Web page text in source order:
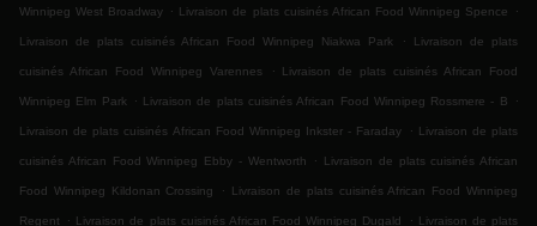
Winnipeg West Broadway . Livraison de plats cuisinés African Food Winnipeg Spence .
Livraison de plats cuisinés African Food Winnipeg Niakwa Park . Livraison de plats
cuisinés African Food Winnipeg Varennes . Livraison de plats cuisinés African Food
Winnipeg Elm Park . Livraison de plats cuisinés African Food Winnipeg Rossmere - B .
Livraison de plats cuisinés African Food Winnipeg Inkster - Faraday . Livraison de plats
cuisinés African Food Winnipeg Ebby - Wentworth . Livraison de plats cuisinés African
Food Winnipeg Kildonan Crossing . Livraison de plats cuisinés African Food Winnipeg
Regent . Livraison de plats cuisinés African Food Winnipeg Dugald . Livraison de plats